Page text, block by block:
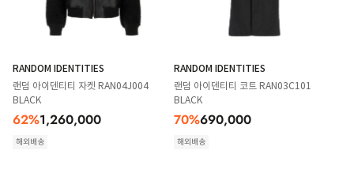
RANDOM IDENTITIES
랜덤 아이덴티티 자켓 RAN04J004
BLACK
62%1,260,000
해외배송
RANDOM IDENTITIES
랜덤 아이덴티티 코트 RAN03C101
BLACK
70%690,000
해외배송